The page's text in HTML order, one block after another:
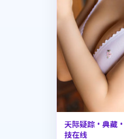
天际疑踪·典藏
技在线